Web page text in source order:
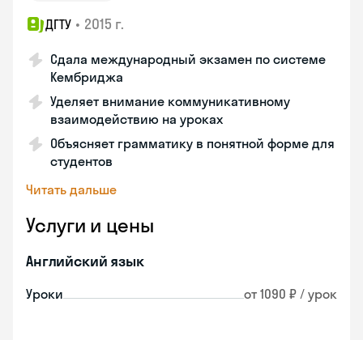
ДГТУ • 2015 г.
Сдала международный экзамен по системе
Кембриджа
Уделяет внимание коммуникативному
взаимодействию на уроках
Объясняет грамматику в понятной форме для
студентов
Читать дальше
Услуги и цены
Английский язык
Уроки от 1090 ₽ / урок